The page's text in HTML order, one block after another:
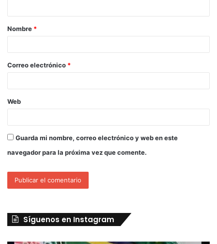
Nombre *
Correo electrónico *
Web
Guarda mi nombre, correo electrónico y web en este
navegador para la próxima vez que comente.
Síguenos en Instagram